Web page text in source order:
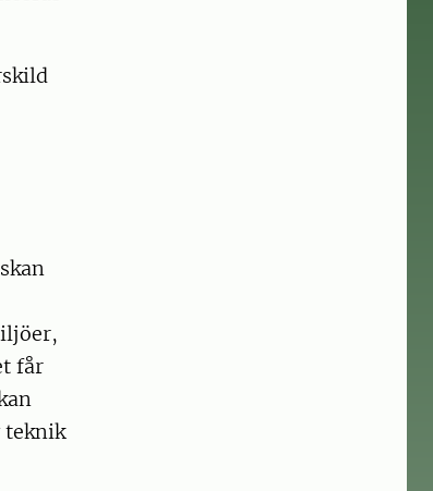
får
teknik